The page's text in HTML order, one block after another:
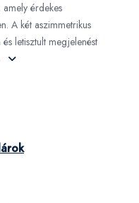
érdekes
A két aszimmetrikus
letisztult megjelenést